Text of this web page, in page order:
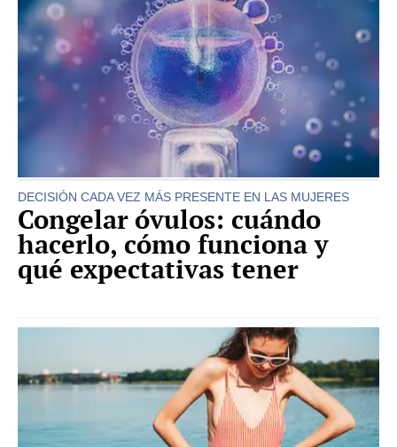
DECISIÓN CADA VEZ MÁS PRESENTE EN LAS MUJERES
Congelar óvulos: cuándo
hacerlo, cómo funciona y
qué expectativas tener